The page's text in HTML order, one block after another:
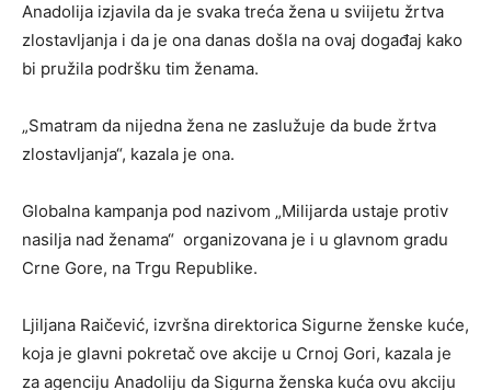
Anadolija izjavila da je svaka treća žena u sviijetu žrtva
zlostavljanja i da je ona danas došla na ovaj događaj kako
bi pružila podršku tim ženama.
„Smatram da nijedna žena ne zaslužuje da bude žrtva
zlostavljanja“, kazala je ona.
Globalna kampanja pod nazivom „Milijarda ustaje protiv
nasilja nad ženama“ organizovana je i u glavnom gradu
Crne Gore, na Trgu Republike.
Ljiljana Raičević, izvršna direktorica Sigurne ženske kuće,
koja je glavni pokretač ove akcije u Crnoj Gori, kazala je
za agenciju Anadoliju da Sigurna ženska kuća ovu akciju